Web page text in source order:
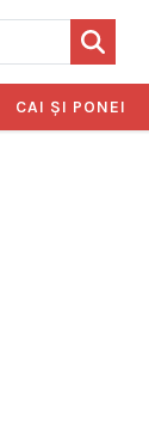
CAI ŞI PONEI